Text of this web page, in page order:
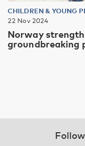
CHILDREN & YOUNG
22 Nov 2024
Norway
groundbreaking